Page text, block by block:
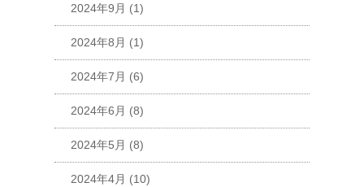
2024年9月 (1)
2024年8月 (1)
2024年7月 (6)
2024年6月 (8)
2024年5月 (8)
2024年4月 (10)